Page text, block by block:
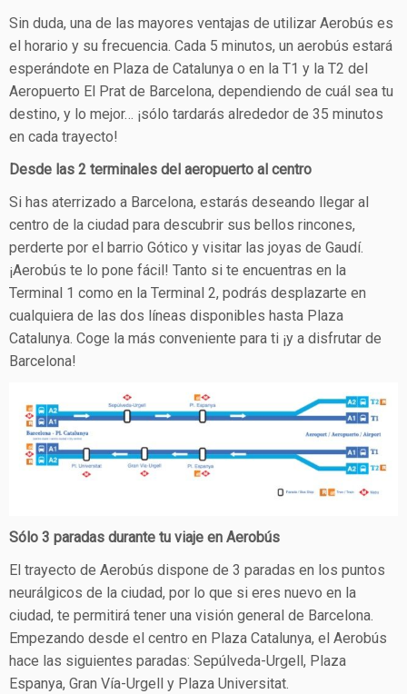
Sin duda, una de las mayores ventajas de utilizar Aerobús es
el horario y su frecuencia. Cada 5 minutos, un aerobús estará
esperándote en Plaza de Catalunya o en la T1 y la T2 del
Aeropuerto El Prat de Barcelona, dependiendo de cuál sea tu
destino, y lo mejor… ¡sólo tardarás alrededor de 35 minutos
en cada trayecto!
Desde las 2 terminales del aeropuerto al centro
Si has aterrizado a Barcelona, estarás deseando llegar al
centro de la ciudad para descubrir sus bellos rincones,
perderte por el barrio Gótico y visitar las joyas de Gaudí.
¡Aerobús te lo pone fácil! Tanto si te encuentras en la
Terminal 1 como en la Terminal 2, podrás desplazarte en
cualquiera de las dos líneas disponibles hasta Plaza
Catalunya. Coge la más conveniente para ti ¡y a disfrutar de
Barcelona!
Sólo 3 paradas durante tu viaje en Aerobús
El trayecto de Aerobús dispone de 3 paradas en los puntos
neurálgicos de la ciudad, por lo que si eres nuevo en la
ciudad, te permitirá tener una visión general de Barcelona.
Empezando desde el centro en Plaza Catalunya, el Aerobús
hace las siguientes paradas: Sepúlveda-Urgell, Plaza
Espanya, Gran Vía-Urgell y Plaza Universitat.